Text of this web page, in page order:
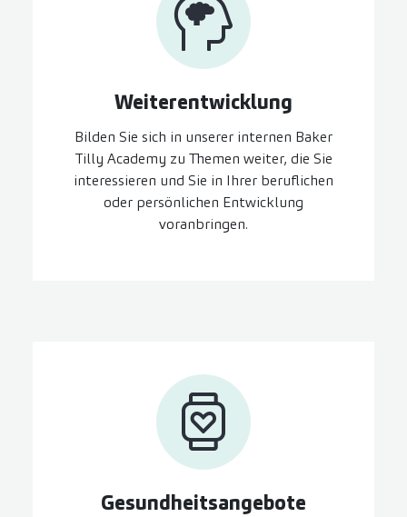
Weiter­entwicklung
Bilden Sie sich in unserer internen Baker
Tilly Academy zu Themen weiter, die Sie
interessieren und Sie in Ihrer beruflichen
oder persönlichen Entwicklung
voranbringen.
Gesundheits­angebote